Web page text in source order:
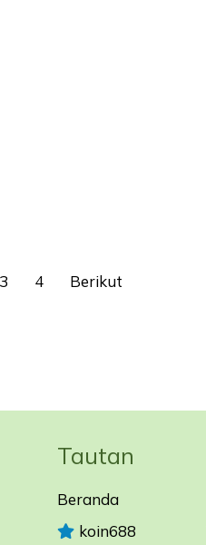
3 4 Berikut
Tautan
Beranda
koin688